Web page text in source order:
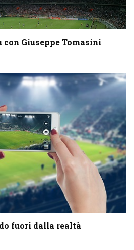
Giuseppe Tomasini
fuori dalla realtà